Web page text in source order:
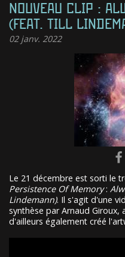
NOUVEAU CLIP :
(FEAT. TILL
02janv. 2022
Le 21 décembre est sorti le
Persistence Of Memory:
Lindemann). Il s'agit d'une
synthèse par Arnaud Giroux,
d'ailleurs également créé